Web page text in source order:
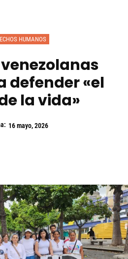
HUMANOS
defender «el
la vida»
16 mayo, 2026